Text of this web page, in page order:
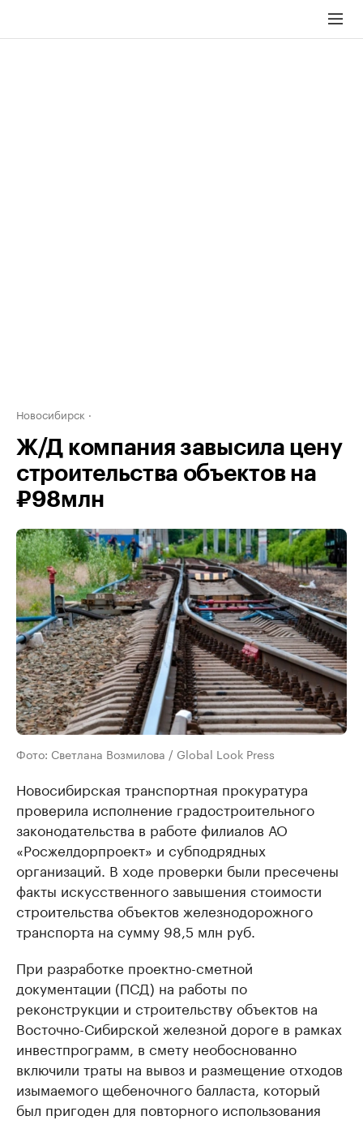
Новосибирск
Ж/Д компания завысила цену
строительства объектов на
₽98млн
Фото: Светлана Возмилова / Global Look Press
Новосибирская транспортная прокуратура
проверила исполнение градостроительного
законодательства в работе филиалов АО
«Росжелдорпроект» и субподрядных
организаций. В ходе проверки были пресечены
факты искусственного завышения стоимости
строительства объектов железнодорожного
транспорта на сумму 98,5 млн руб.
При разработке проектно-сметной
документации (ПСД) на работы по
реконструкции и строительству объектов на
Восточно-Сибирской железной дороге в рамках
инвестпрограмм, в смету необоснованно
включили траты на вывоз и размещение отходов
изымаемого щебеночного балласта, который
был пригоден для повторного использования